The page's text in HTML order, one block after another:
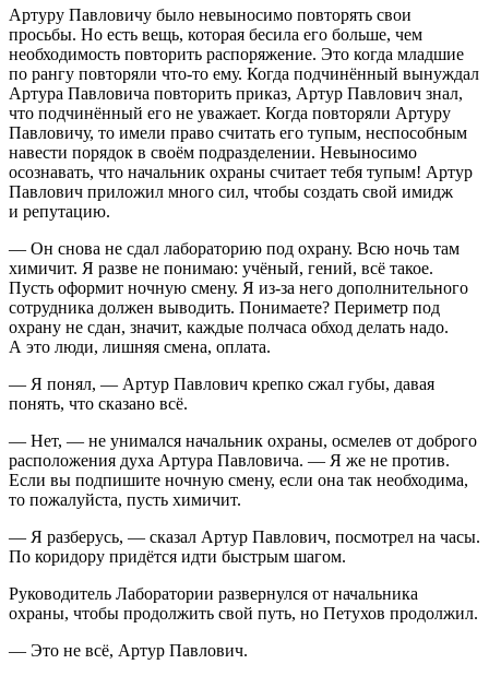
Артуру Павловичу было невыносимо повторять свои
просьбы. Но есть вещь, которая бесила его больше, чем
необходимость повторить распоряжение. Это когда младшие
по рангу повторяли что-то ему. Когда подчинённый вынуждал
Артура Павловича повторить приказ, Артур Павлович знал,
что подчинённый его не уважает. Когда повторяли Артуру
Павловичу, то имели право считать его тупым, неспособным
навести порядок в своём подразделении. Невыносимо
осознавать, что начальник охраны считает тебя тупым! Артур
Павлович приложил много сил, чтобы создать свой имидж
и репутацию.
— Он снова не сдал лабораторию под охрану. Всю ночь там
химичит. Я разве не понимаю: учёный, гений, всё такое.
Пусть оформит ночную смену. Я из-за него дополнительного
сотрудника должен выводить. Понимаете? Периметр под
охрану не сдан, значит, каждые полчаса обход делать надо.
А это люди, лишняя смена, оплата.
— Я понял, — Артур Павлович крепко сжал губы, давая
понять, что сказано всё.
— Нет, — не унимался начальник охраны, осмелев от доброго
расположения духа Артура Павловича. — Я же не против.
Если вы подпишите ночную смену, если она так необходима,
то пожалуйста, пусть химичит.
— Я разберусь, — сказал Артур Павлович, посмотрел на часы.
По коридору придётся идти быстрым шагом.
Руководитель Лаборатории развернулся от начальника
охраны, чтобы продолжить свой путь, но Петухов продолжил.
— Это не всё, Артур Павлович.